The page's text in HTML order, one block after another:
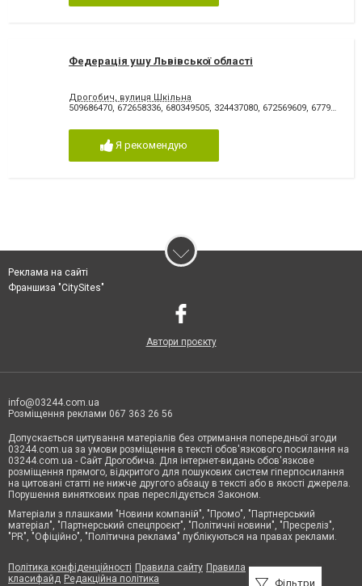
Федерація ушу Львівської області
Дрогобич, вулиця Шкільна
509686470, 672658336, 680349505, 324437080, 672569609, 677978001
Я рекомендую
Фільтри
Реклама на сайті
Франшиза "CitySites"
Автори проєкту
info@03244.com.ua
Розміщення реклами 067 363 26 56
Допускається цитування матеріалів без отримання попередньої згоди
03244.com.ua за умови розміщення в тексті обов'язкового посилання на
03244.com.ua - Сайт Дрогобича. Для інтернет-видань обов'язкове
розміщення прямого, відкритого для пошукових систем гіперпосилання
на цитовані статті не нижче другого абзацу в тексті або в якості джерела.
Порушення виняткових прав переслідується Законом.
Матеріали з плашками "Новини компаній", "Промо", "Партнерський
матеріал", "Партнерський спецпроєкт", "Політичні новини", "Пресреліз",
"PR", "Офіційно", "Політична реклама" публікуються на правах реклами.
Політика конфіденційності Правила сайту Правила
класифайд Редакційна політика